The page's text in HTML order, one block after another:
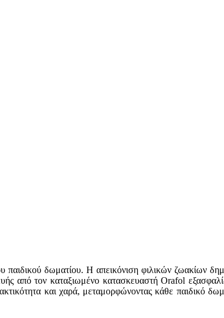
δωματίου. Η απεικόνιση φιλικών ζωακίων
από τον καταξιωμένο κατασκευαστή Orafol
και χαρά, μεταμορφώνοντας κάθε παιδικό